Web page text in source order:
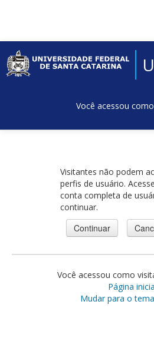
Você acessou
Visitantes não podem
perfis de usuário.
conta completa de
continuar.
Você acessou como
Página
Mudar para o